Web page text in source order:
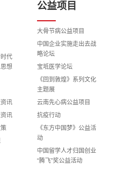
代
想
讯
讯
公益项目
大骨节病公益项目
中国企业实施走出去战
略论坛
宝坻医学论坛
《回到敦煌》系列文化
主题展
云南先心病公益项目
抗疫行动
《东方中国梦》公益活
动
中国留学人才归国创业
“腾飞”奖公益活动